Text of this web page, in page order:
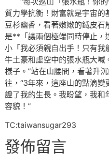
質力學抗衡！財富就是宇宙
豆杉幽香，看著嫩嫩的鐵皮
是**「讓兩個極端同時停止，
小「我必須親自出手！只有
牛土豪和虛空中的張水瓶大喊
樣子。”站在山腰間，看著升
往，“3年來，這座山的點滴
證了我的生長。我盼望，我
容貌！”
TC:taiwansugar293
發佈留言